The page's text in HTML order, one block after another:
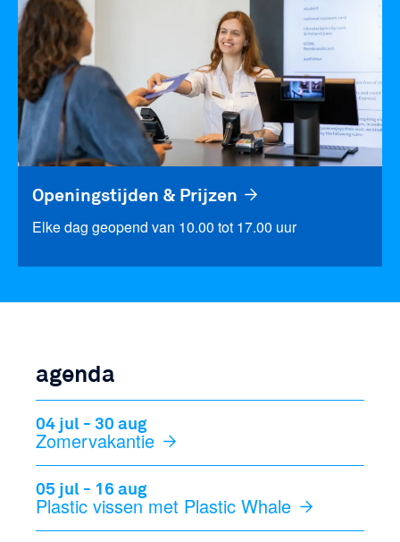
Openingstijden & Prijzen
Elke dag geopend van 10.00 tot 17.00 uur
agenda
04 jul - 30 aug
Zomervakantie
05 jul - 16 aug
Plastic vissen met Plastic Whale